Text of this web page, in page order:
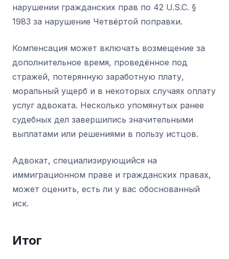
нарушении гражданских прав по 42 U.S.C. §
1983 за нарушение Четвёртой поправки.
Компенсация может включать возмещение за
дополнительное время, проведённое под
стражей, потерянную заработную плату,
моральный ущерб и в некоторых случаях оплату
услуг адвоката. Несколько упомянутых ранее
судебных дел завершились значительными
выплатами или решениями в пользу истцов.
Адвокат, специализирующийся на
иммиграционном праве и гражданских правах,
может оценить, есть ли у вас обоснованный
иск.
Итог